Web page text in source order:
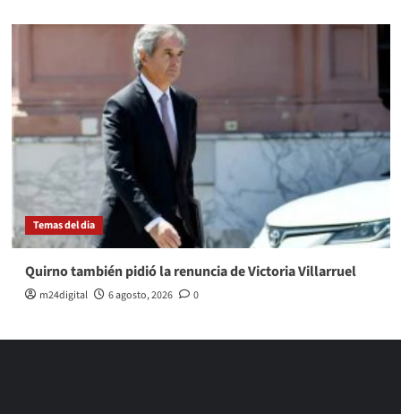
Temas del dia
Quirno también pidió la renuncia de Victoria Villarruel
m24digital 6 agosto, 2026 0